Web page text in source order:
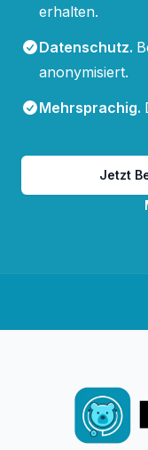
erhalten.
Datenschutz.
anonymisiert.
Mehrsprachig.
Jetzt